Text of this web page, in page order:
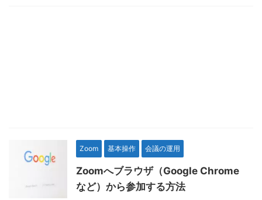
Zoom 基本操作 会議の運用
Zoomへブラウザ（Google Chrome
など）から参加する方法